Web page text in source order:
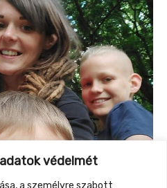
védelmét
a személyre szabott